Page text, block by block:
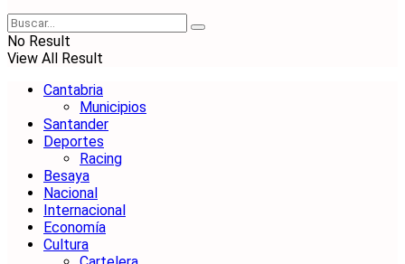
No Result
View All Result
Cantabria
Municipios
Santander
Deportes
Racing
Besaya
Nacional
Internacional
Economía
Cultura